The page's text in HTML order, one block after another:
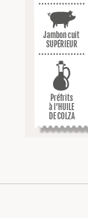
Jambon cuit
SUPÉRIEUR
Préfrits
à l’HUILE
DE COLZA